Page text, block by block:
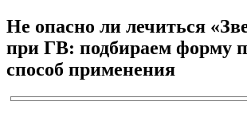
Не опасно ли лечиться
при ГВ: подбираем форму
способ применения